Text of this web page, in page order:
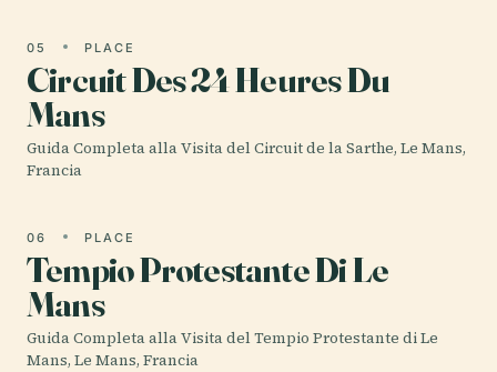
05 PLACE
Circuit Des 24 Heures Du
Mans
Guida Completa alla Visita del Circuit de la Sarthe, Le Mans,
Francia
06 PLACE
Tempio Protestante Di Le
Mans
Guida Completa alla Visita del Tempio Protestante di Le
Mans, Le Mans, Francia